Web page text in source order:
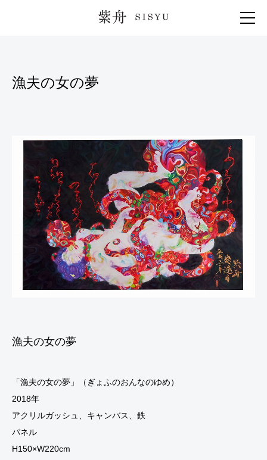
紫舟 SISYU
漁夫の女の夢
漁夫の女の夢
「漁夫の女の夢」（ぎょふのおんなのゆめ）
2018年
アクリルガッシュ、キャンバス、鉄
パネル
H150×W220cm